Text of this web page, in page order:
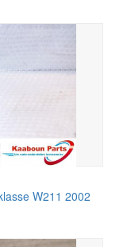
W211 2002